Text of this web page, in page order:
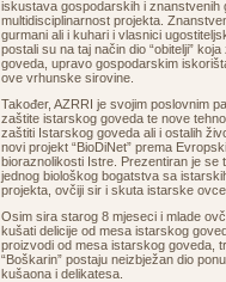
iskustava gospodarskih i znanstvenih
multidisciplinarnost projekta.
gurmani ali i kuhari i vlasnici
postali su na taj način dio “obitelji”
goveda, upravo gospodarskim
ove vrhunske sirovine.
Također, AZRRI je svojim poslovnim
zaštite istarskog goveda te nove
zaštiti Istarskog goveda ali i ostalih
novi projekt “BioDiNet” prema
bioraznolikosti Istre. Prezentiran je
jednog biološkog bogatstva sa
projekta, ovčiji sir i skuta istarske
Osim sira starog 8 mjeseci i mlade
kušati delicije od mesa istarskog
proizvodi od mesa istarskog goveda,
“Boškarin” postaju neizbježan dio
kušaona i delikatesa.